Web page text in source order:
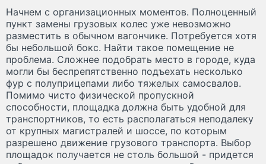
Начнем с организационных моментов. Полноценный
пункт замены грузовых колес уже невозможно
разместить в обычном вагончике. Потребуется хотя
бы небольшой бокс. Найти такое помещение не
проблема. Сложнее подобрать место в городе, куда
могли бы беспрепятственно подъехать несколько
фур с полуприцепами либо тяжелых самосвалов.
Помимо чисто физической пропускной
способности, площадка должна быть удобной для
транспортников, то есть располагаться неподалеку
от крупных магистралей и шоссе, по которым
разрешено движение грузового транспорта. Выбор
площадок получается не столь большой - придется